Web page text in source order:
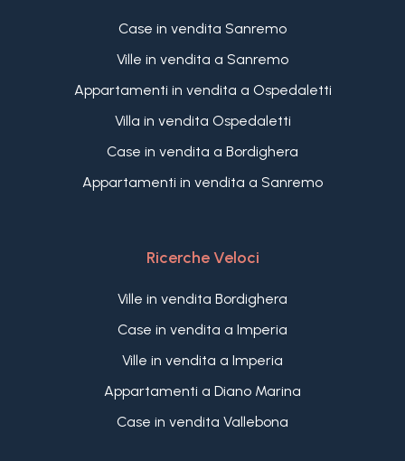
Case in vendita Sanremo
Ville in vendita a Sanremo
Appartamenti in vendita a Ospedaletti
Villa in vendita Ospedaletti
Case in vendita a Bordighera
Appartamenti in vendita a Sanremo
Ricerche Veloci
Ville in vendita Bordighera
Case in vendita a Imperia
Ville in vendita a Imperia
Appartamenti a Diano Marina
Case in vendita Vallebona